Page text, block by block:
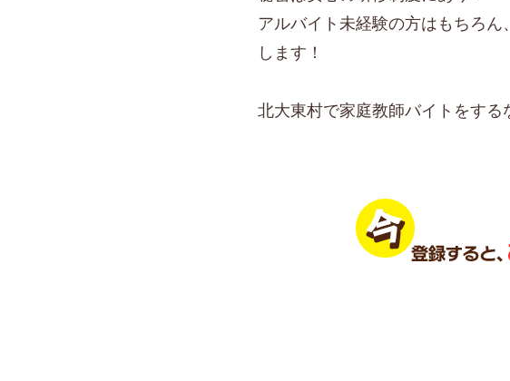
アルバイト未経験の方はもちろ
します！
北大東村で家庭教師バイトをする